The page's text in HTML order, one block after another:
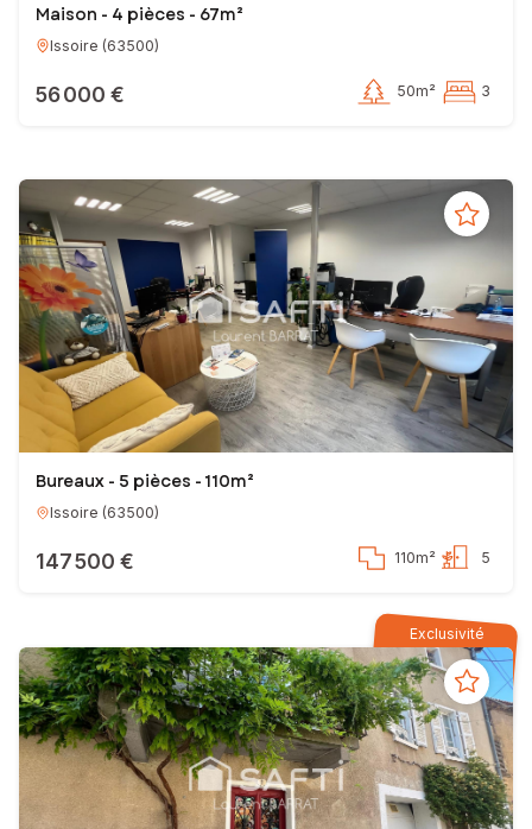
Maison - 4 pièces - 67m²
Issoire (63500)
56 000 € 50m² 3
Bureaux - 5 pièces - 110m²
Issoire (63500)
147 500 € 110m² 5
Exclusivité